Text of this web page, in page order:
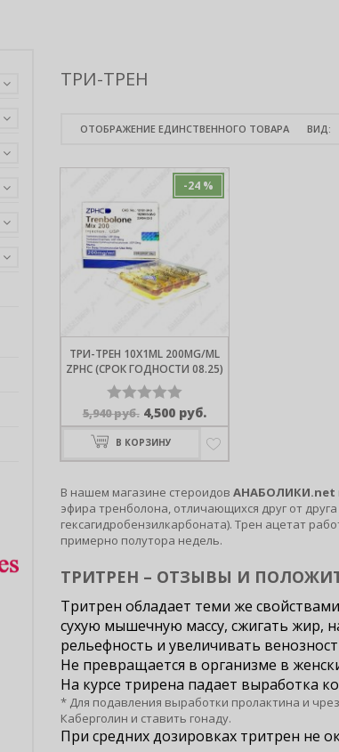
ТРИ-ТРЕН
ОТОБРАЖЕНИЕ ЕДИНСТВЕННОГО ТОВАРА ВИД:
-24 %
ТРИ-ТРЕН 10X1ML 200MG/ML
ZPHC (СРОК ГОДНОСТИ 08.25)
Оценка
0
из
5,940руб. Первоначальная
цена
составляла
5,940 руб..
4,500 руб.Текущая
цена:
4,500 руб..
В КОРЗИНУ
В нашем магазине стероидов АНАБОЛИКИ.net
эфира тренболона, отличающихся друг от
гексагидробензилкарбоната). Трен ацетат
примерно полутора недель.
ТРИТРЕН – ОТЗЫВЫ И
Тритрен обладает теми же
сухую мышечную массу, сжигать жир,
рельефность и увеличивать
Не превращается в организме в
На курсе трирена падает выработка
* Для подавления выработки пролактина и
Каберголин и ставить гонаду.
При средних дозировках тритрен не